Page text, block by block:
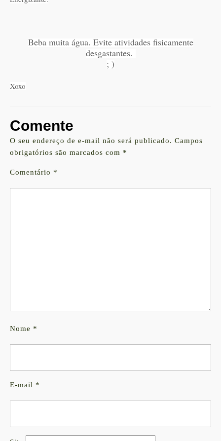
Beba muita água. Evite atividades fisicamente
desgastantes.
; )
Xoxo
Comente
O seu endereço de e-mail não será publicado. Campos
obrigatórios são marcados com *
Comentário *
Nome *
E-mail *